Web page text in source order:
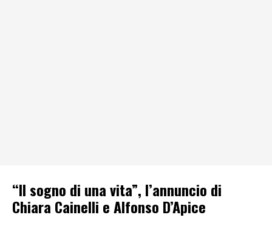
“Il sogno di una vita”, l’annuncio di
Chiara Cainelli e Alfonso D’Apice